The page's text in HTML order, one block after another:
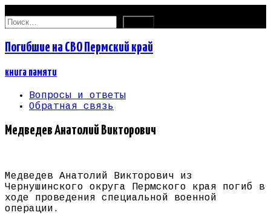
Найти:
Погибшие на СВО Пермский край
книга памяти
Вопросы и ответы
Обратная связь
Медведев Анатолий Викторович
Медведев Анатолий Викторович из
Чернушинского округа Пермского края погиб в
ходе проведения специальной военной
операции.